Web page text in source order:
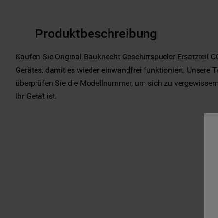
Produktbeschreibung
Kaufen Sie Original Bauknecht Geschirrspueler Ersatzteil
Gerätes, damit es wieder einwandfrei funktioniert. Unsere
überprüfen Sie die Modellnummer, um sich zu
Ihr Gerät ist.